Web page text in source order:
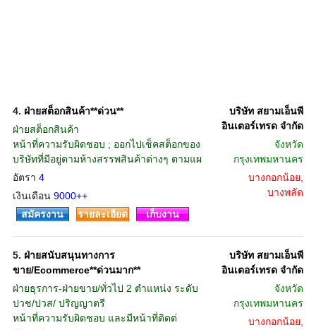
4. ฝ่ายสต็อกสินค้า**ด่วน**
ฝ่ายสต็อกสินค้า
หน้าที่ความรับผิดชอบ ; ออกไปเช็คสต็อกของ
บริษัทที่มีอยู่ตามห้างสรรพสินค้าต่างๆ ตามแผ
อัตรา 4
เงินเดือน 9000++
บริษัท สยามเอ็นพี
อินเตอร์เทรด จำกัด
จังหวัด
กรุงเทพมหานคร
บางกอกน้อย,
บางพลัด
สมัครงาน
รายละเอียด เก็บงาน
5. ฝ่ายสนับสนุนทางการ
ขาย/Ecommerce**ด่วนมาก**
ฝ่ายธุรการ-ฝ่ายขาย/ทั่วไป 2 ตำแหน่ง ระดับ
ปวช/ปวส/ ปริญญาตรี
หน้าที่ความรับผิดชอบ และมีหน้าที่ติดต่
บริษัท สยามเอ็นพี
อินเตอร์เทรด จำกัด
จังหวัด
กรุงเทพมหานคร
บางกอกน้อย,